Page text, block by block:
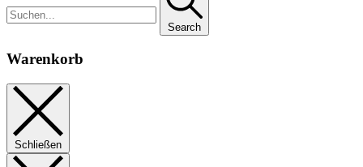
Search
Warenkorb
Schließen